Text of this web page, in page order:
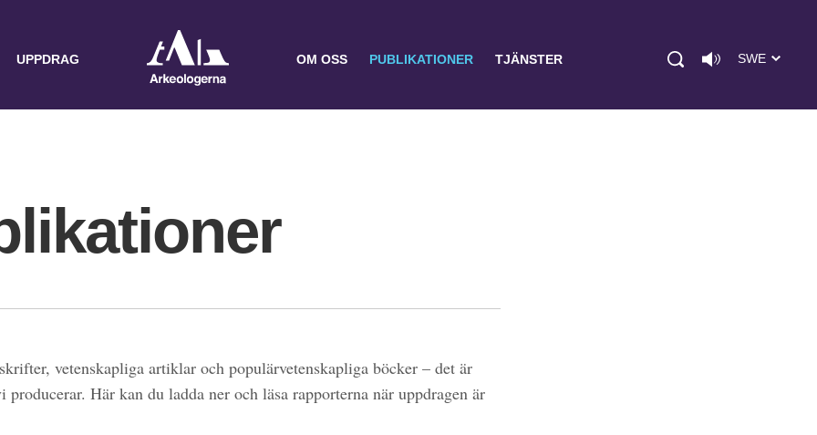
UPPDRAG OM OSS PUBLIKATIONER TJÄNSTER SWE
vetenskapliga artiklar och populärvetenskapliga böcker – det är
producerar. Här kan du ladda ner och läsa rapporterna när uppdragen är